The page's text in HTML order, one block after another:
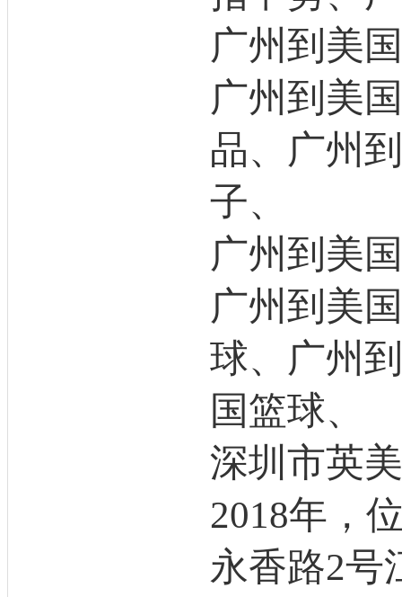
广州到美
广州到美
品、广州
子、
广州到美
广州到美
球、广州
国篮球、
深圳市英
2018年，
永香路2号